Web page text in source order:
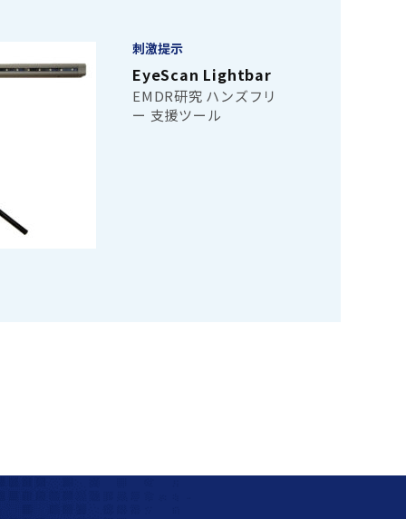
刺激提示
EyeScan Lightbar
EMDR研究 ハンズフリ
ー 支援ツール